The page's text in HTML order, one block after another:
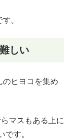
。
しい
のヒヨコを集め
マスもある上に
です。